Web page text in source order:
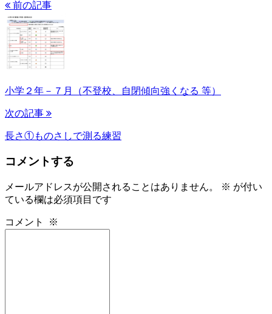
前の記事
小学２年－７月（不登校、自閉傾向強くなる 等）
次の記事
長さ①ものさしで測る練習
コメントする
メールアドレスが公開されることはありません。 ※ が付い
ている欄は必須項目です
コメント ※